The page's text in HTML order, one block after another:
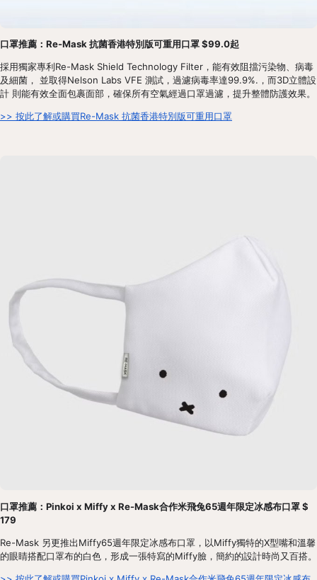
口罩推薦：Re-Mask 抗菌香港特別版可重用口罩 $99.0起
採用獨家專利Re-Mask Shield Technology Filter，能有效阻擋污染物、病毒
及細菌， 並取得Nelson Labs VFE 測試，過濾病毒率達99.9%.，而3D立體設
計 則能有效全面包裹面部，確保所有空氣經過口罩過濾，提升整體防護效果。
>> 按此了解或購買Re-Mask 抗菌香港特別版可重用口罩
口罩推薦：Pinkoi x Miffy x Re-Mask合作米飛兔65週年限定冰感布口罩 $
179
Re-Mask 另更推出Miffy65週年限定冰感布口罩，以Miffy獨特的X型嘴和溫馨
的眼睛搭配口罩布的白色，形成一張特寫的Miffy臉，簡約的設計時尚又百搭。